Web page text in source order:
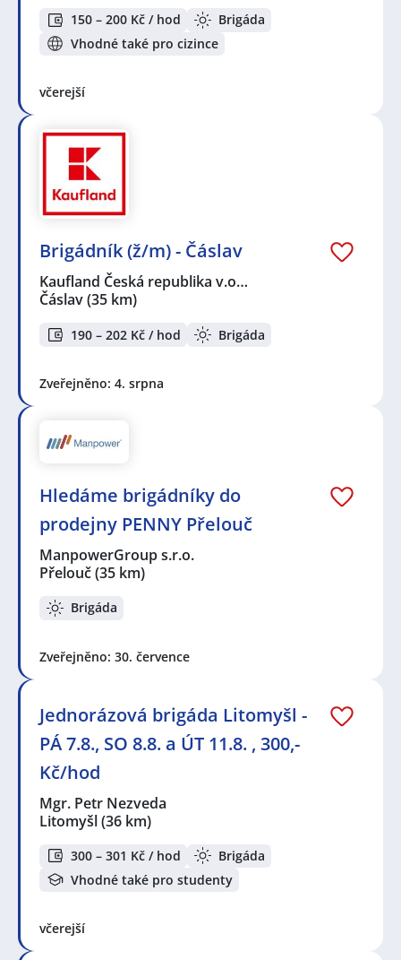
150 – 200 Kč / hod
Brigáda
Vhodné také pro cizince
včerejší
Brigádník (ž/m) - Čáslav
Kaufland Česká republika v.o…
Čáslav(35 km)
190 – 202 Kč / hod Brigáda
Zveřejněno: 4. srpna
Hledáme brigádníky do
prodejny PENNY Přelouč
ManpowerGroup s.r.o.
Přelouč(35 km)
Brigáda
Zveřejněno: 30. července
Jednorázová brigáda Litomyšl -
PÁ 7.8., SO 8.8. a ÚT 11.8. , 300,-
Kč/hod
Mgr. Petr Nezveda
Litomyšl(36 km)
300 – 301 Kč / hod
Brigáda
Vhodné také pro studenty
včerejší